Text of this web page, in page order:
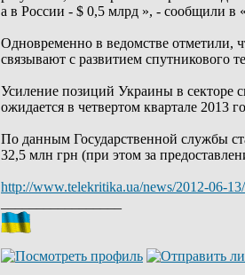
а в России - $ 0,5 млрд », - сообщили в
Одновременно в ведомстве отметили,
связывают с развитием спутникового
Усиление позиций Украины в секторе
ожидается в четвертом квартале 2013
По данным Государственной службы
32,5 млн грн (при этом за
http://www.telekritika.ua/news/2012-06-